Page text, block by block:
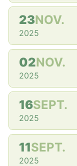
23NOV.
2025
02NOV.
2025
16SEPT.
2025
11SEPT.
2025